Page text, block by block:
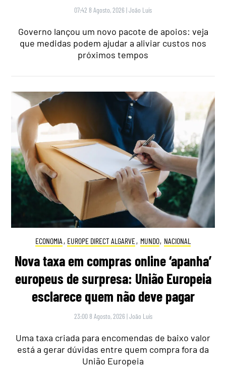
07:42 8 Agosto, 2026 |João Luís
Governo lançou um novo pacote de apoios: veja
que medidas podem ajudar a aliviar custos nos
próximos tempos
ECONOMIA , EUROPE DIRECT ALGARVE, MUNDO, NACIONAL
Nova taxa em compras online ‘apanha’
europeus de surpresa: União Europeia
esclarece quem não deve pagar
23:00 8 Agosto, 2026 |João Luís
Uma taxa criada para encomendas de baixo valor
está a gerar dúvidas entre quem compra fora da
União Europeia